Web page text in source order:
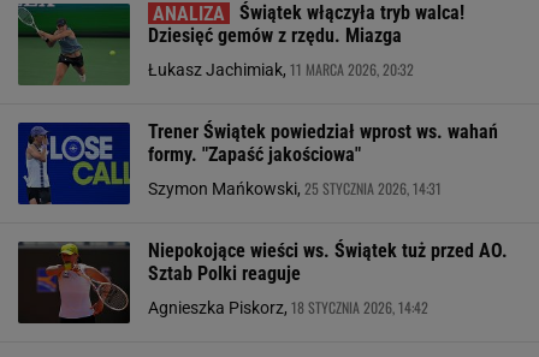
Świątek włączyła tryb walca!
Dziesięć gemów z rzędu. Miazga
Łukasz Jachimiak, 11 MARCA 2026, 20:32
Trener Świątek powiedział wprost ws. wahań
formy. "Zapaść jakościowa"
Szymon Mańkowski, 25 STYCZNIA 2026, 14:31
Niepokojące wieści ws. Świątek tuż przed AO.
Sztab Polki reaguje
Agnieszka Piskorz, 18 STYCZNIA 2026, 14:42